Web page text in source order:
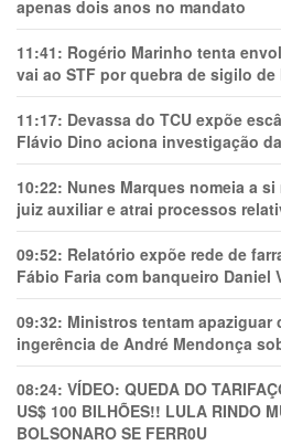
apenas dois anos no mandato
11:41: Rogério Marinho tenta
vai ao STF por quebra de sigilo de
11:17: Devassa do TCU expõe
Flávio Dino aciona investigação
10:22: Nunes Marques nomeia a
juiz auxiliar e atrai processos
09:52: Relatório expõe rede de
Fábio Faria com banqueiro Daniel
09:32: Ministros tentam apaziguar
ingerência de André Mendonça
08:24: VÍDEO: QUEDA DO
US$ 100 BILHÕES!! LULA RINDO
BOLSONARO SE FERR0U